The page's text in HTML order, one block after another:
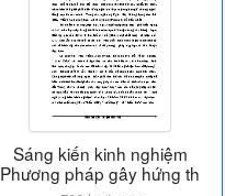
Sáng kiến kinh nghiệm
Phương pháp gây hứng th